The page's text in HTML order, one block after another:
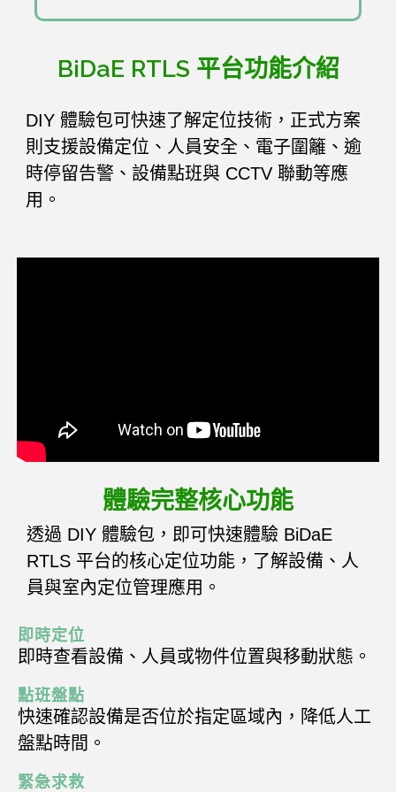
BiDaE RTLS 平台功能介紹
DIY 體驗包可快速了解定位技術，正式方案
則支援設備定位、人員安全、電子圍籬、逾
時停留告警、設備點班與 CCTV 聯動等應
用。
體驗完整核心功能
透過 DIY 體驗包，即可快速體驗 BiDaE
RTLS 平台的核心定位功能，了解設備、人
員與室內定位管理應用。
即時定位
即時查看設備、人員或物件位置與移動狀態。
點班盤點
快速確認設備是否位於指定區域內，降低人工
盤點時間。
緊急求救